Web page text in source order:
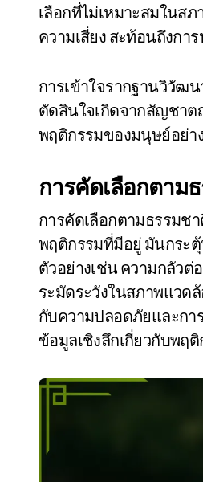
เลือกที่ไม่เหมาะสมในส
ความเสี่ยง สะท้อนถึงก
การเข้าใจรากฐานวิวัฒ
ตัดสินใจเกิดจากสัญชา
พฤติกรรมของมนุษย์อย่า
การคัดเลือกตาม
การคัดเลือกตามธรรมช
พฤติกรรมที่มีอยู่ มันกระ
ตัวอย่างเช่น ความกลัว
ระมัดระวังในสภาพแว
กับความปลอดภัยและกา
ข้อมูลเชิงลึกเกี่ยวกับพฤ